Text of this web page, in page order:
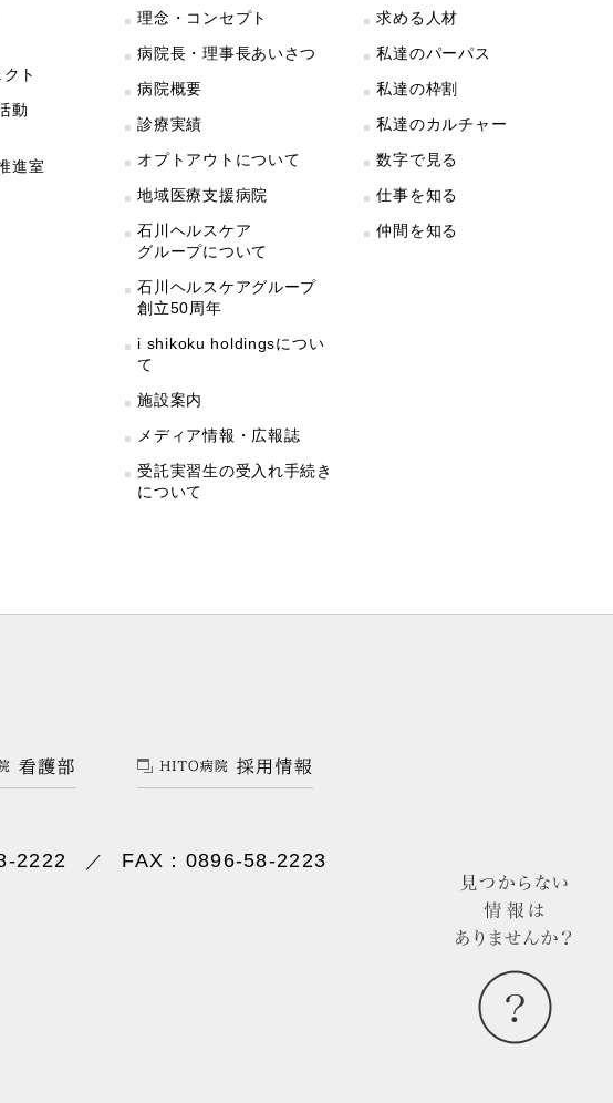
ト
動
進室
理念・コンセプト
病院長・理事長あいさつ
病院概要
診療実績
オプトアウトについて
地域医療支援病院
石川ヘルスケア
グループについて
石川ヘルスケアグループ
創立50周年
i shikoku holdingsについ
て
施設案内
メディア情報・広報誌
受託実習生の受入れ手続き
について
求める人材
私達のパーパス
私達の枠割
私達のカルチャー
数字で見る
仕事を知る
仲間を知る
2222 ／ FAX：0896-58-2223